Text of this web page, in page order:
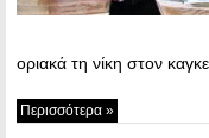
οριακά τη νίκη στον
Περισσότερα »